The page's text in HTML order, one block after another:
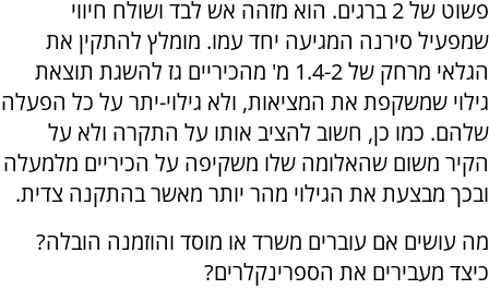
פשוט של 2 ברגים. הוא מזהה אש לבד ושולח חיווי
שמפעיל סירנה המגיעה יחד עמו. מומלץ להתקין את
הגלאי מרחק של 1.4-2 מ' מהכיריים גז להשגת תוצאת
גילוי שמשקפת את המציאות, ולא גילוי-יתר על כל הפעלה
שלהם. כמו כן, חשוב להציב אותו על התקרה ולא על
הקיר משום שהאלומה שלו משקיפה על הכיריים מלמעלה
ובכך מבצעת את הגילוי מהר יותר מאשר בהתקנה צדית.
מה עושים אם עוברים משרד או מוסד והוזמנה הובלה?
כיצד מעבירים את הספרינקלרים?